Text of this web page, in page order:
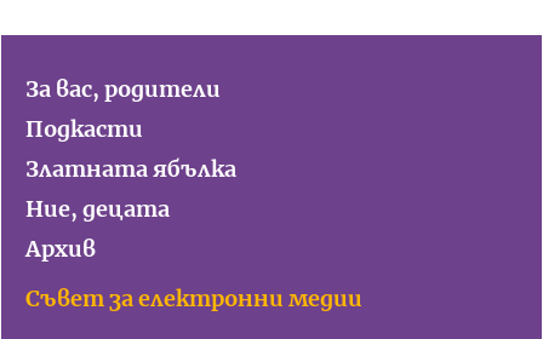
За вас, родители
Подкасти
Златната ябълка
Ние, децата
Архив
Съвет за електронни медии